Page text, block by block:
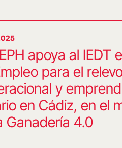
apoya al IEDT
para el
y
en Cádiz, en el
Ganadería 4.0